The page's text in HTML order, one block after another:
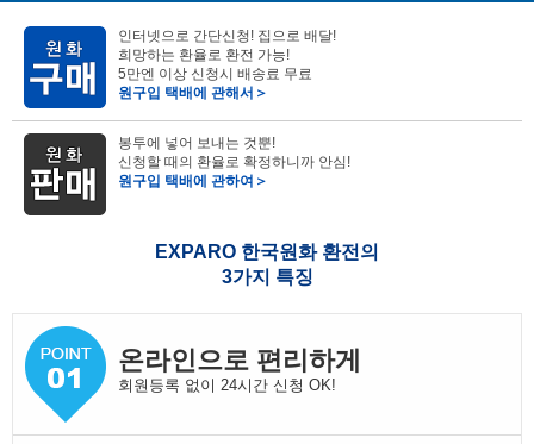
인터넷으로 간단신청! 집으로 배달!
희망하는 환율로 환전 가능!
5만엔 이상 신청시 배송료 무료
원구입 택배에 관해서＞
봉투에 넣어 보내는 것뿐!
신청할 때의 환율로 확정하니까 안심!
원구입 택배에 관하여＞
EXPARO 한국원화 환전의
3가지 특징
온라인으로 편리하게
회원등록 없이 24시간 신청 OK!